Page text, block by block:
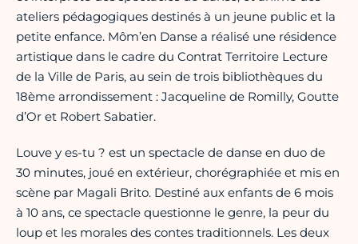
ateliers pédagogiques destinés à un jeune public et la
petite enfance. Môm’en Danse a réalisé une résidence
artistique dans le cadre du Contrat Territoire Lecture
de la Ville de Paris, au sein de trois bibliothèques du
18ème arrondissement : Jacqueline de Romilly, Goutte
d’Or et Robert Sabatier.
Louve y es-tu ? est un spectacle de danse en duo de
30 minutes, joué en extérieur, chorégraphiée et mis en
scène par Magali Brito. Destiné aux enfants de 6 mois
à 10 ans, ce spectacle questionne le genre, la peur du
loup et les morales des contes traditionnels. Les deux